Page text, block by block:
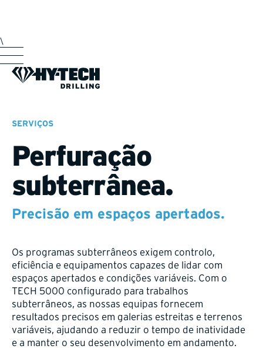
\
SERVIÇOS
Perfuração
subterrânea.
Precisão em espaços apertados.
Os programas subterrâneos exigem controlo,
eficiência e equipamentos capazes de lidar com
espaços apertados e condições variáveis. Com o
TECH 5000 configurado para trabalhos
subterrâneos, as nossas equipas fornecem
resultados precisos em galerias estreitas e terrenos
variáveis, ajudando a reduzir o tempo de inatividade
e a manter o seu desenvolvimento em andamento.